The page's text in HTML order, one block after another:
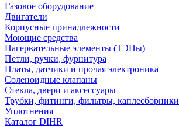
Газовое оборудование
Двигатели
Корпусные принадлежности
Моющие средства
Нагервательные элементы (ТЭНы)
Петли, ручки, фурнитура
Платы, датчики и прочая электроника
Соленоидные клапаны
Стекла, двери и аксессуары
Трубки, фитинги, фильтры, каплесборники
Уплотнения
Каталог DIHR